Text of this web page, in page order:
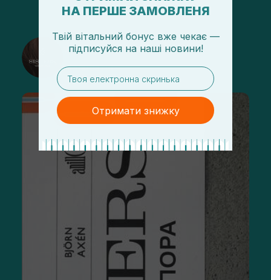
@sisters_stelmakh в Instagram
Підписатися
НА ПЕРШЕ ЗАМОВЛЕНЯ
Твій вітальний бонус вже чекає —
підписуйся на наші новини!
email
Отримати знижку